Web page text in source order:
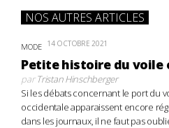
NOS AUTRES ARTICLES
MODE 14 OCTOBRE 2021
Petite histoire du voile
parTristan Hinschberger
Si les débats concernant le port du
occidentale apparaissent encore
dans les journaux, il ne faut pas